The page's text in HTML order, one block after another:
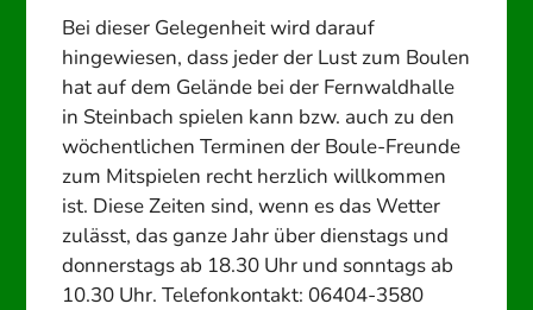
Bei dieser Gelegenheit wird darauf
hingewiesen, dass jeder der Lust zum Boulen
hat auf dem Gelände bei der Fernwaldhalle
in Steinbach spielen kann bzw. auch zu den
wöchentlichen Terminen der Boule-Freunde
zum Mitspielen recht herzlich willkommen
ist. Diese Zeiten sind, wenn es das Wetter
zulässt, das ganze Jahr über dienstags und
donnerstags ab 18.30 Uhr und sonntags ab
10.30 Uhr. Telefonkontakt: 06404-3580